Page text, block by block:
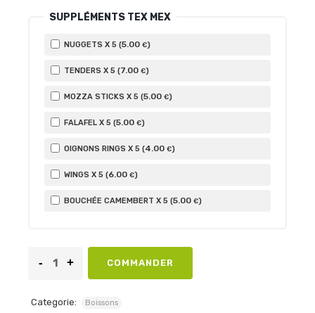
SUPPLÉMENTS TEX MEX
NUGGETS X 5 (5 .00 €)
TENDERS X 5 (7 .00 €)
MOZZA STICKS X 5 (5 .00 €)
FALAFEL X 5 (5 .00 €)
OIGNONS RINGS X 5 (4 .00 €)
WINGS X 5 (6 .00 €)
BOUCHÉE CAMEMBERT X 5 (5 .00 €)
COMMANDER
Categorie: Boissons